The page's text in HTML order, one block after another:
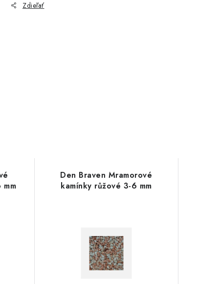
Zdieľať
Den Braven Mramorové
kamínky růžové 3-6 mm